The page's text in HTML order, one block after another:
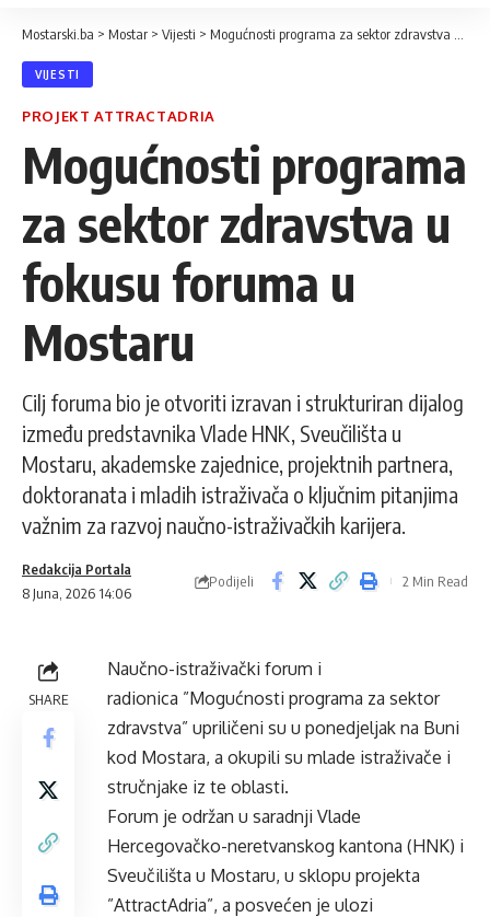
Mostarski.ba > Mostar > Vijesti > Mogućnosti programa za sektor zdravstva u fokusu foruma u Mostaru
VIJESTI
PROJEKT ATTRACTADRIA
Mogućnosti programa
za sektor zdravstva u
fokusu foruma u
Mostaru
Cilj foruma bio je otvoriti izravan i strukturiran dijalog
između predstavnika Vlade HNK, Sveučilišta u
Mostaru, akademske zajednice, projektnih partnera,
doktoranata i mladih istraživača o ključnim pitanjima
važnim za razvoj naučno-istraživačkih karijera.
8 Juna, 2026 14:06
Redakcija Portala
Podijeli 2 Min Read
SHARE
Naučno-istraživački forum i
radionica ”Mogućnosti programa za sektor
zdravstva” upriličeni su u ponedjeljak na Buni
kod Mostara, a okupili su mlade istraživače i
stručnjake iz te oblasti.
Forum je održan u saradnji Vlade
Hercegovačko-neretvanskog kantona (HNK) i
Sveučilišta u Mostaru, u sklopu projekta
”AttractAdria”, a posvećen je ulozi